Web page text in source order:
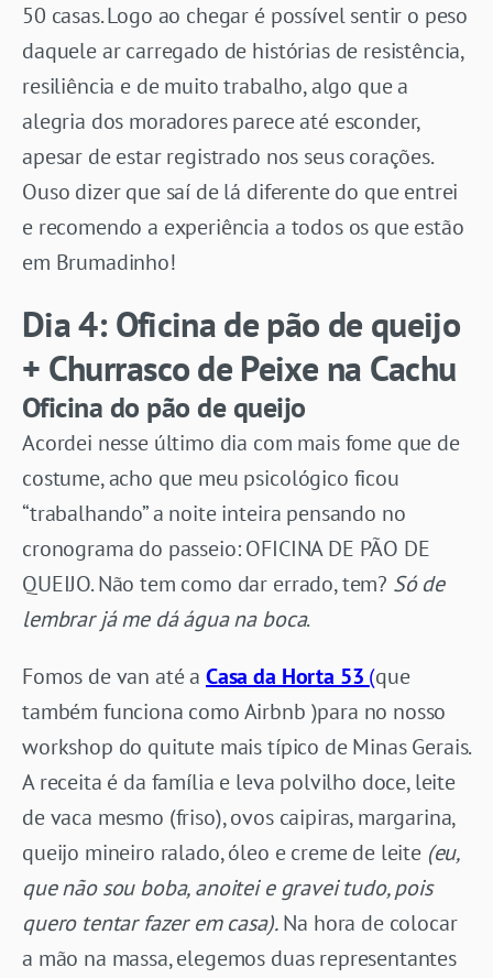
50 casas. Logo ao chegar é possível sentir o peso
daquele ar carregado de histórias de resistência,
resiliência e de muito trabalho, algo que a
alegria dos moradores parece até esconder,
apesar de estar registrado nos seus corações.
Ouso dizer que saí de lá diferente do que entrei
e recomendo a experiência a todos os que estão
em Brumadinho!
Dia 4: Oficina de pão de queijo
+ Churrasco de Peixe na Cachu
Oficina do pão de queijo
Acordei nesse último dia com mais fome que de
costume, acho que meu psicológico ficou
“trabalhando” a noite inteira pensando no
cronograma do passeio: OFICINA DE PÃO DE
QUEIJO. Não tem como dar errado, tem? Só de
lembrar já me dá água na boca.
Fomos de van até a Casa da Horta 53 (que
também funciona como Airbnb )para no nosso
workshop do quitute mais típico de Minas Gerais.
A receita é da família e leva polvilho doce, leite
de vaca mesmo (friso), ovos caipiras, margarina,
queijo mineiro ralado, óleo e creme de leite (eu,
que não sou boba, anoitei e gravei tudo, pois
quero tentar fazer em casa).Na hora de colocar
a mão na massa, elegemos duas representantes